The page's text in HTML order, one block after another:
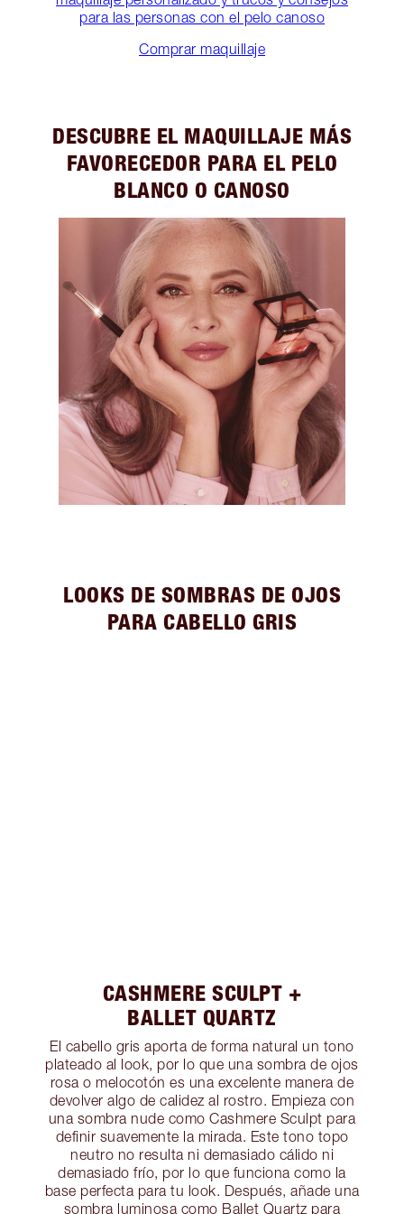
para las personas con el pelo canoso
Comprar maquillaje
DESCUBRE EL MAQUILLAJE MÁS
FAVORECEDOR PARA EL PELO
BLANCO O CANOSO
LOOKS DE SOMBRAS DE OJOS
PARA CABELLO GRIS
CASHMERE SCULPT +
BALLET QUARTZ
El cabello gris aporta de forma natural un tono
plateado al look, por lo que una sombra de ojos
rosa o melocotón es una excelente manera de
devolver algo de calidez al rostro. Empieza con
una sombra nude como Cashmere Sculpt para
definir suavemente la mirada. Este tono topo
neutro no resulta ni demasiado cálido ni
demasiado frío, por lo que funciona como la
base perfecta para tu look. Después, añade una
sombra luminosa como Ballet Quartz para